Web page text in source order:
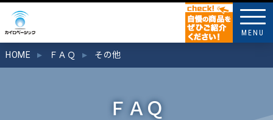
MENU
HOME ＦＡＱ その他
ＦＡＱ